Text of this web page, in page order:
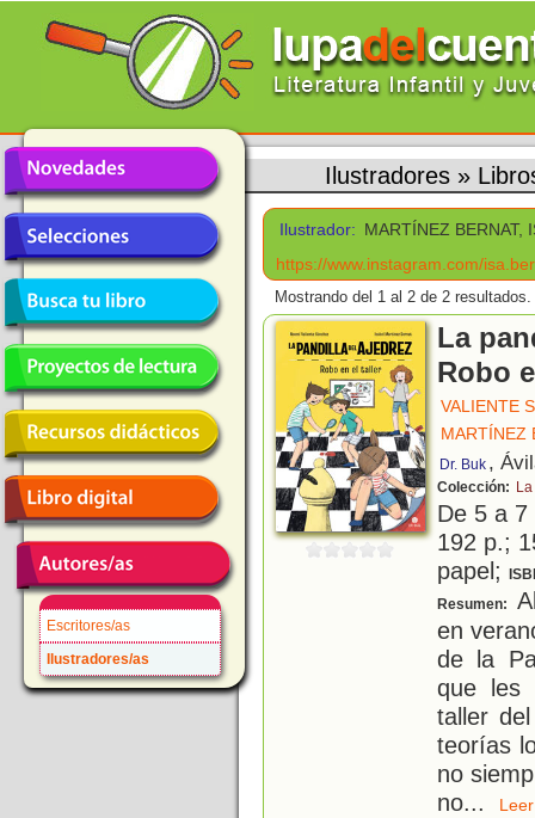
Escritores/as
Ilustradores/as
Ilustradores »
Ilustrador: MARTÍNEZ BERNAT,
https://www.instagram.com/
Mostrando del 1 al 2 de 2 resultados.
La
Robo
VALIENTE
MARTÍNEZ
Dr. Buk ,
Colección:
De 5 a
192 p.;
papel;
Resumen:
en
de la
que les
taller
teorías
no
no...